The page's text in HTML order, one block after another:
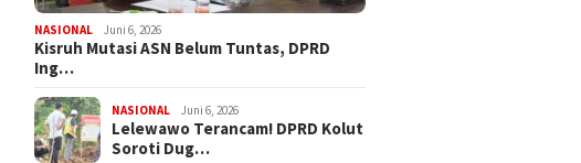
NASIONAL Juni 6, 2026
Kisruh Mutasi ASN Belum Tuntas, DPRD
Ing…
NASIONAL Juni 6, 2026
Lelewawo Terancam! DPRD Kolut
Soroti Dug…